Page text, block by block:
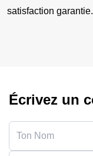
satisfaction
Écrivez un